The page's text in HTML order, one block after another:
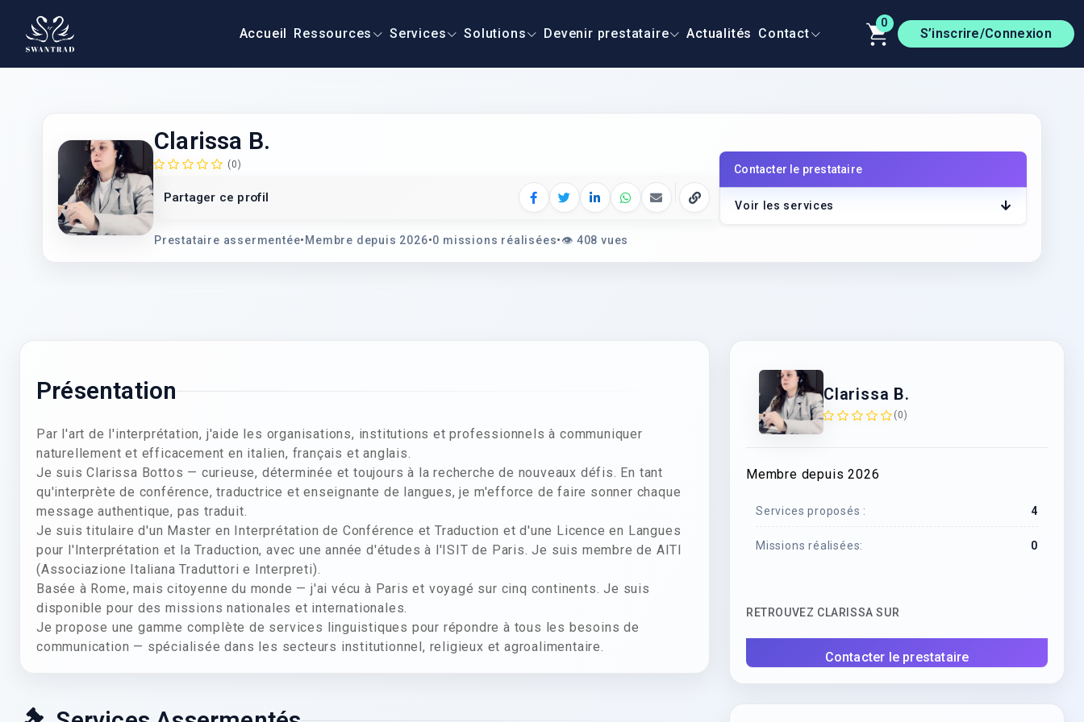
Accueil Ressources Services Solutions Devenir prestataire Actualités Contact
0
S’inscrire/Connexion
Clarissa B.
(0)
Partager ce profil
Facebook
TwitterLinkedInWhatsApp
E‑mailCopier le lien
Prestataire assermentée• Membre depuis 2026•0 missions réalisées•👁️ 408 vues
Contacter le prestataire
Voir les services
Clarissa B.
(0)
Membre depuis 2026
Services proposés : 4
Missions réalisées: 0
RETROUVEZ CLARISSA SUR
Contacter le prestataire
Présentation
Par l'art de l'interprétation, j'aide les organisations, institutions et professionnels à communiquer
naturellement et efficacement en italien, français et anglais.
Je suis Clarissa Bottos — curieuse, déterminée et toujours à la recherche de nouveaux défis. En tant
qu'interprète de conférence, traductrice et enseignante de langues, je m'efforce de faire sonner chaque
message authentique, pas traduit.
Je suis titulaire d'un Master en Interprétation de Conférence et Traduction et d'une Licence en Langues
pour l'Interprétation et la Traduction, avec une année d'études à l'ISIT de Paris. Je suis membre de AITI
(Associazione Italiana Traduttori e Interpreti).
Basée à Rome, mais citoyenne du monde — j'ai vécu à Paris et voyagé sur cinq continents. Je suis
disponible pour des missions nationales et internationales.
Je propose une gamme complète de services linguistiques pour répondre à tous les besoins de
communication — spécialisée dans les secteurs institutionnel, religieux et agroalimentaire.